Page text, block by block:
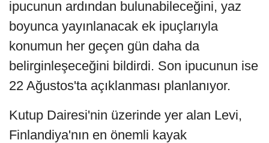
ipucunun ardından bulunabileceğini, yaz
boyunca yayınlanacak ek ipuçlarıyla
konumun her geçen gün daha da
belirginleşeceğini bildirdi. Son ipucunun ise
22 Ağustos'ta açıklanması planlanıyor.
Kutup Dairesi'nin üzerinde yer alan Levi,
Finlandiya'nın en önemli kayak